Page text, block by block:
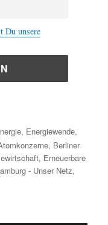
Du unsere
, Energiewende,
, Berliner
, Erneuerbare
- Unser Netz,